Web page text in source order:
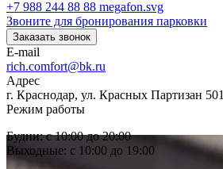
+7 988 244 88 88
Звоните для бронирования парковки
Заказать звонок
E-mail
rich.comfort@bk.ru
Адрес
г. Краснодар, ул. Красных Партизан 501
Режим работы
Будни: с 10:00 до 20:00
Выходные: с 10:00 до 19:00